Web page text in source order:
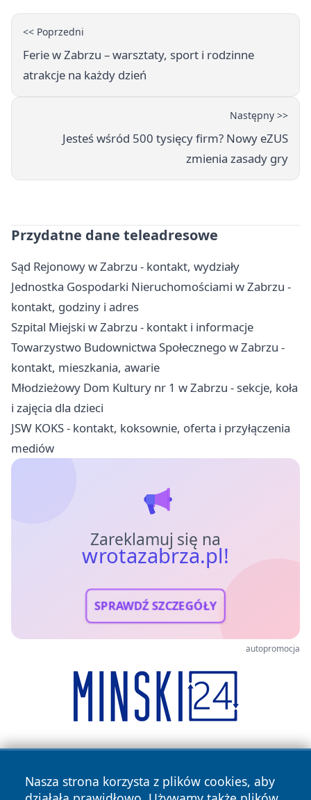
<< Poprzedni
Ferie w Zabrzu – warsztaty, sport i rodzinne
atrakcje na każdy dzień
Następny >>
Jesteś wśród 500 tysięcy firm? Nowy eZUS
zmienia zasady gry
Przydatne dane teleadresowe
Sąd Rejonowy w Zabrzu - kontakt, wydziały
Jednostka Gospodarki Nieruchomościami w Zabrzu -
kontakt, godziny i adres
Szpital Miejski w Zabrzu - kontakt i informacje
Towarzystwo Budownictwa Społecznego w Zabrzu -
kontakt, mieszkania, awarie
Młodzieżowy Dom Kultury nr 1 w Zabrzu - sekcje, koła
i zajęcia dla dzieci
JSW KOKS - kontakt, koksownie, oferta i przyłączenia
mediów
Zareklamuj się na
wrotazabrza.pl!
SPRAWDŹ SZCZEGÓŁY
autopromocja
Nasza strona korzysta z plików cookies, aby